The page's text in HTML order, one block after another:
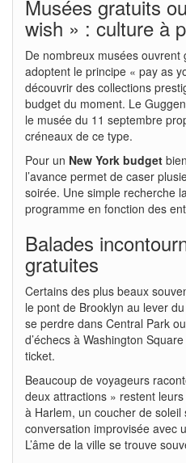
Musées gratuits
wish » : culture à
De nombreux musées
adoptent le principe « pay as
découvrir des collections
budget du moment. Le
le musée du 11 septembre
créneaux de ce type.
Pour un New York budget
l’avance permet de caser
soirée. Une simple recherche
programme en fonction des
Balades
gratuites
Certains des plus beaux
le pont de Brooklyn au lever
se perdre dans Central Park
d’échecs à Washington
ticket.
Beaucoup de voyageurs
deux attractions » restent
à Harlem, un coucher de soleil
conversation improvisée avec
L’âme de la ville se trouve